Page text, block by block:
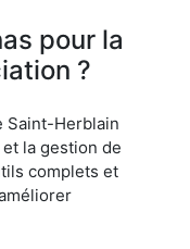
pour la
?
Saint-Herblain
la gestion de
complets et